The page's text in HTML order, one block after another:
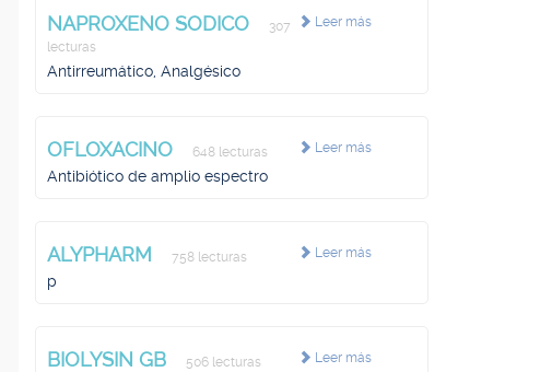
Leer más
NAPROXENO SODICO
307
lecturas
Antirreumático, Analgésico
Leer más
OFLOXACINO 648 lecturas
Antibiótico de amplio espectro
Leer más
ALYPHARM 758 lecturas
p
Leer más
BIOLYSIN GB 506 lecturas